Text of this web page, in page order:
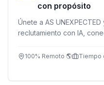
con propósito
Únete a AS
reclutamiento con IA,
100% Remoto 🌎
Tiempo